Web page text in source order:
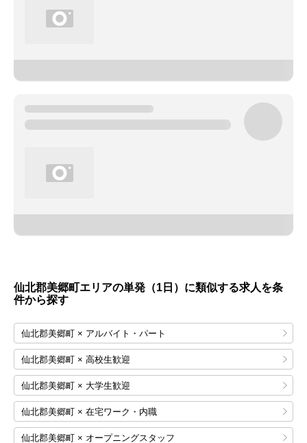
仙北郡美郷町エリアの単発（1日）に類似する求人を条
件から探す
仙北郡美郷町 × アルバイト・パート
仙北郡美郷町 × 高校生歓迎
仙北郡美郷町 × 大学生歓迎
仙北郡美郷町 × 在宅ワーク・内職
仙北郡美郷町 × オープニングスタッフ